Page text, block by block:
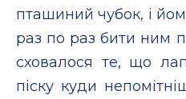
пташиний чубок, і
раз по раз бити ним
сховалося те, що
піску куди